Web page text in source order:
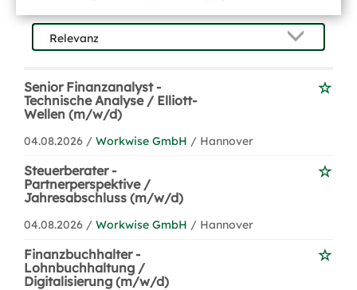
Senior Finanzanalyst -
Technische Analyse / Elliott-
Wellen (m/w/d)
04.08.2026 / Workwise GmbH / Hannover
Steuerberater -
Partnerperspektive /
Jahresabschluss (m/w/d)
04.08.2026 / Workwise GmbH / Hannover
Finanzbuchhalter -
Lohnbuchhaltung /
Digitalisierung (m/w/d)